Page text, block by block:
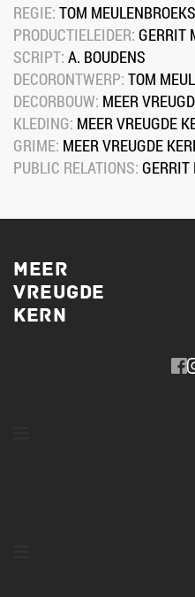
REGIE: TOM MEULENBROEKS
PRODUCTIELEIDER: GERRIT
SCRIPT: A. BOUDENS
DECORONTWERP: TOM
DECORBOUW: MEER
KLEDING: MEER VREUGDE
GRIME: MEER VREUGDE
PUBLIC RELATIONS: GERRIT
MEER
VREUGDE
KERN